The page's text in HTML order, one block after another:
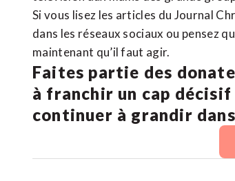
Si vous lisez les articles du Journal
dans les réseaux sociaux ou pensez
maintenant qu’il faut agir.
Faites partie des
à franchir un cap
continuer à grandir